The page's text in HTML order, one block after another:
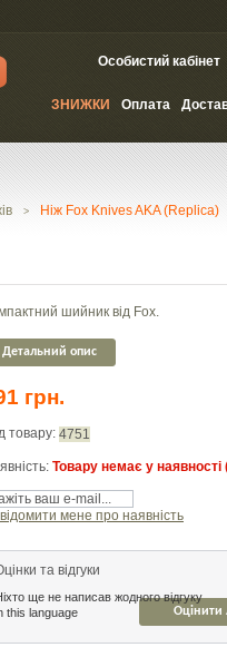
Особистий кабінет
Оплата
ЗНИЖКИ
> Ніж Fox Knives AKA (Replica)
шийник від Fox.
Детальний опис
грн.
товару: 4751
Товару немає у наявності
мене про наявність
та відгуки
ще не написав жодного відгуку
this language
Оцінити